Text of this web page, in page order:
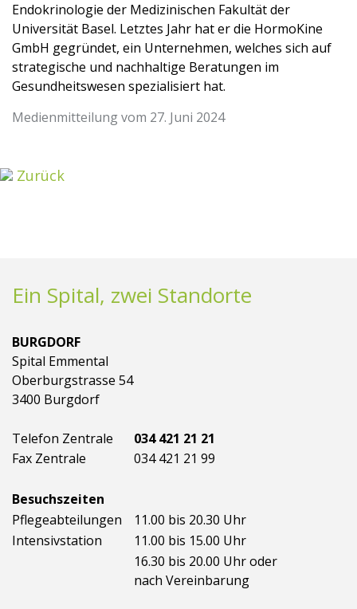
Endokrinologie der Medizinischen Fakultät der
Universität Basel. Letztes Jahr hat er die HormoKine
GmbH gegründet, ein Unternehmen, welches sich auf
strategische und nachhaltige Beratungen im
Gesundheitswesen spezialisiert hat.
Medienmitteilung vom 27. Juni 2024
Zurück
Ein Spital, zwei Standorte
BURGDORF
Spital Emmental
Oberburgstrasse 54
3400 Burgdorf
Telefon Zentrale
034 421 21 21
Fax Zentrale
034 421 21 99
Besuchszeiten
Pflegeabteilungen
11.00 bis 20.30 Uhr
Intensivstation
11.00 bis 15.00 Uhr
16.30 bis 20.00 Uhr oder
nach Vereinbarung